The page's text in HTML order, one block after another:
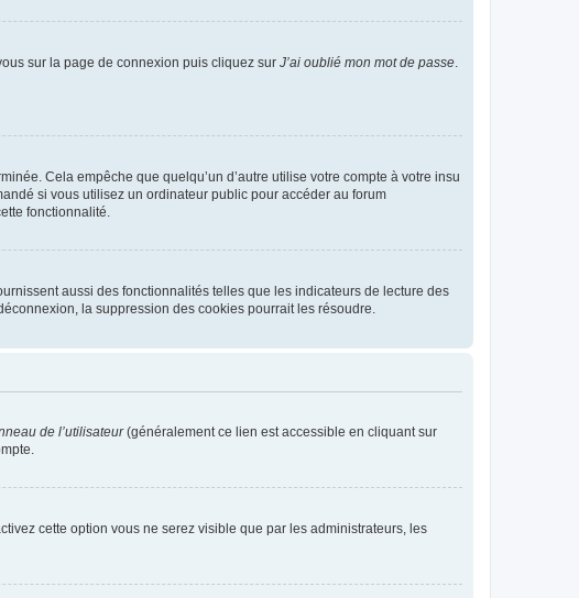
sur la page de connexion puis cliquez sur J’ai oublié mon mot de passe
Cela empêche que quelqu’un d’autre utilise votre compte à votre insu
si vous utilisez un ordinateur public pour accéder au forum
fonctionnalité.
aussi des fonctionnalités telles que les indicateurs de lecture des
la suppression des cookies pourrait les résoudre.
de l’utilisateur(généralement ce lien est accessible en cliquant sur
cette option vous ne serez visible que par les administrateurs, les